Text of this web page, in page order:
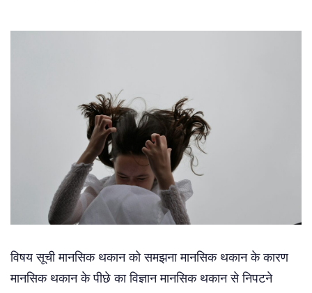
विषय सूची मानसिक थकान को समझना मानसिक थकान के कारण
मानसिक थकान के पीछे का विज्ञान मानसिक थकान से निपटने